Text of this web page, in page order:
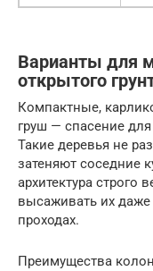
Варианты для
открытого
Компактные,
груш — спасение
Такие деревья не
затеняют соседние
архитектура строго
высаживать их
проходах.
Преимущества